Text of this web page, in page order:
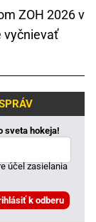
ZOH 2026 v
vyčnievať
sveta hokeja!
účel zasielania